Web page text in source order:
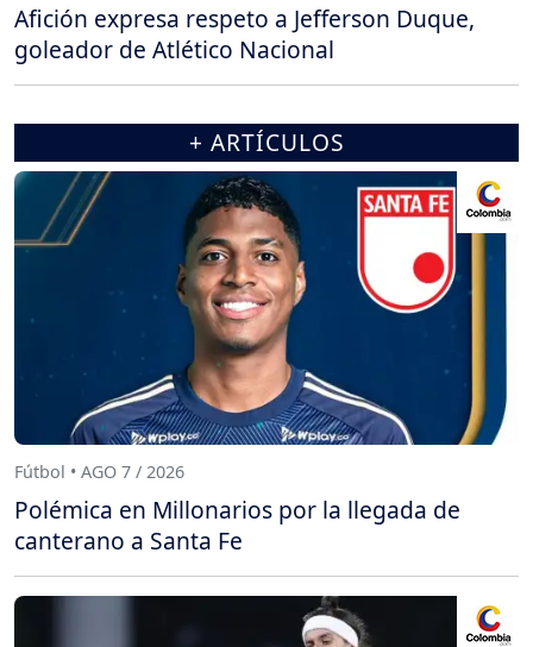
Afición expresa respeto a Jefferson Duque,
goleador de Atlético Nacional
+ ARTÍCULOS
Fútbol • AGO 7 / 2026
Polémica en Millonarios por la llegada de
canterano a Santa Fe